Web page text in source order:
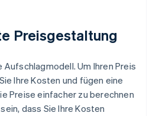
Preisgestaltung
Um Ihren Preis
Ihre Kosten und fügen eine
Preise einfacher zu berechnen
dass Sie Ihre Kosten